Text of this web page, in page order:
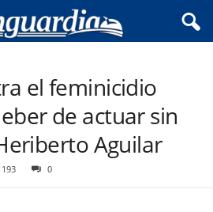
el feminicidio
de actuar sin
Aguilar
193 0